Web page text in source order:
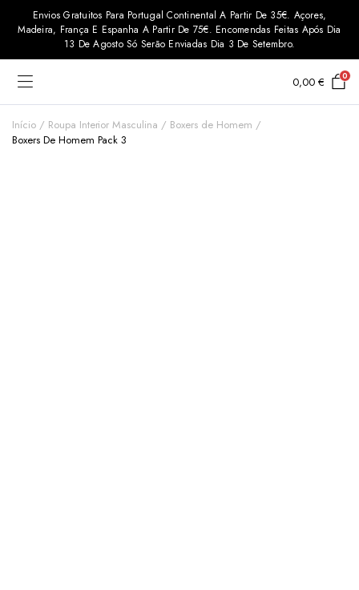
Envios Gratuitos Para Portugal Continental A Partir De 35€. Açores,
Madeira, França E Espanha A Partir De 75€. Encomendas Feitas Após Dia
13 De Agosto Só Serão Enviadas Dia 3 De Setembro.
0,00 € 0
Início Roupa Interior Masculina
Boxers de Homem
Boxers De Homem Pack 3